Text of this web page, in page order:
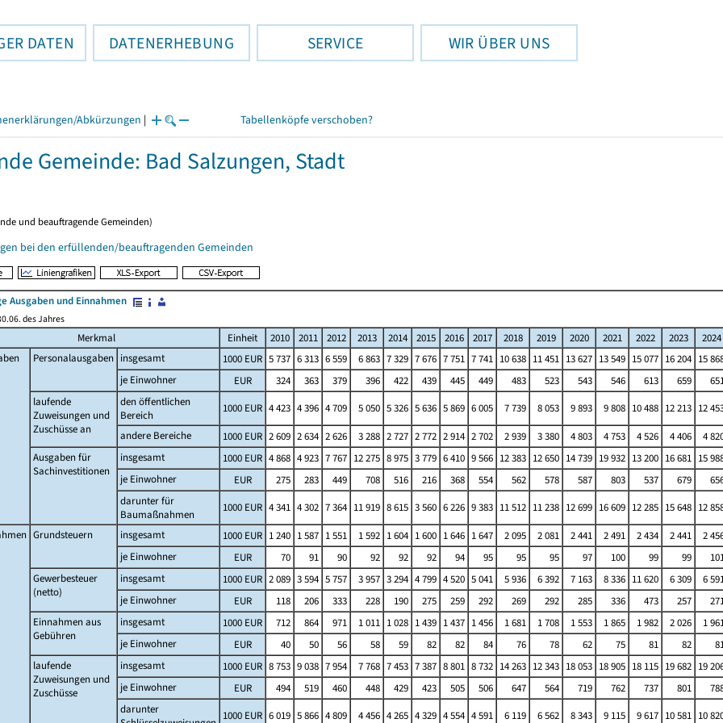
DATEN DATENERHEBUNG SERVICE WIR ÜBER UNS
Abkürzungen | Tabellenköpfe verschoben?
Gemeinde: Bad Salzungen, Stadt
und beauftragende Gemeinden)
bei den erfüllenden/beauftragenden Gemeinden
Ausgaben und Einnahmen
des Jahres
Merkmal Einheit 2010 2011 2012 2013 2014 2015 2016 2017 2018 2019 2020 2021 2022 2023
2024
Personalausgaben insgesamt 1000 EUR 5 737 6 313 6 559 6 863 7 329 7 676 7 751 7 741 10 638 11 451 13 627 13 549 15 077 16 204 15
je Einwohner
EUR 324 363 379 396 422 439 445 449 483 523 543 546 613 659
laufende
Zuweisungen und
Zuschüsse an
den öffentlichen
Bereich
1000 EUR 4 423 4 396 4 709 5 050 5 326 5 636 5 869 6 005 7 739 8 053 9 893 9 808 10 488 12 213 12
andere Bereiche
1000 EUR 2 609 2 634 2 626 3 288 2 727 2 772 2 914 2 702 2 939 3 380 4 803 4 753 4 526 4 406
4
Ausgaben für
Sachinvestitionen
insgesamt 1000 EUR 4 868 4 923 7 767 12 275 8 975 3 779 6 410 9 566 12 383 12 650 14 739 19 932 13 200 16 681 15
je Einwohner
EUR 275 283 449 708 516 216 368 554 562 578 587 803 537 679
darunter für
Baumaßnahmen
1000 EUR 4 341 4 302 7 364 11 919 8 615 3 560 6 226 9 383 11 512 11 238 12 699 16 609 12 285 15 648 12
Grundsteuern insgesamt 1000 EUR 1 240 1 587 1 551 1 592 1 604 1 600 1 646 1 647 2 095 2 081 2 441 2 491 2 434 2 441
2
je Einwohner
EUR 70 91 90 92 92 92 94 95 95 95 97 100 99 99
Gewerbesteuer
(netto)
insgesamt 1000 EUR 2 089 3 594 5 757 3 957 3 294 4 799 4 520 5 041 5 936 6 392 7 163 8 336 11 620 6 309
6
je Einwohner
EUR 118 206 333 228 190 275 259 292 269 292 285 336 473 257
Einnahmen aus
Gebühren
insgesamt 1000 EUR 712 864 971 1 011 1 028 1 439 1 437 1 456 1 681 1 708 1 553 1 865 1 982 2 026
1
je Einwohner
EUR 40 50 56 58 59 82 82 84 76 78 62 75 81 82
laufende
Zuweisungen und
Zuschüsse
insgesamt 1000 EUR 8 753 9 038 7 954 7 768 7 453 7 387 8 801 8 732 14 263 12 343 18 053 18 905 18 115 19 682 19
je Einwohner
EUR 494 519 460 448 429 423 505 506 647 564 719 762 737 801
darunter
1000 EUR 6 019 5 866 4 809 4 456 4 265 4 329 4 554 4 591 6 119 6 562 8 343 9 115 9 617 10 581 10